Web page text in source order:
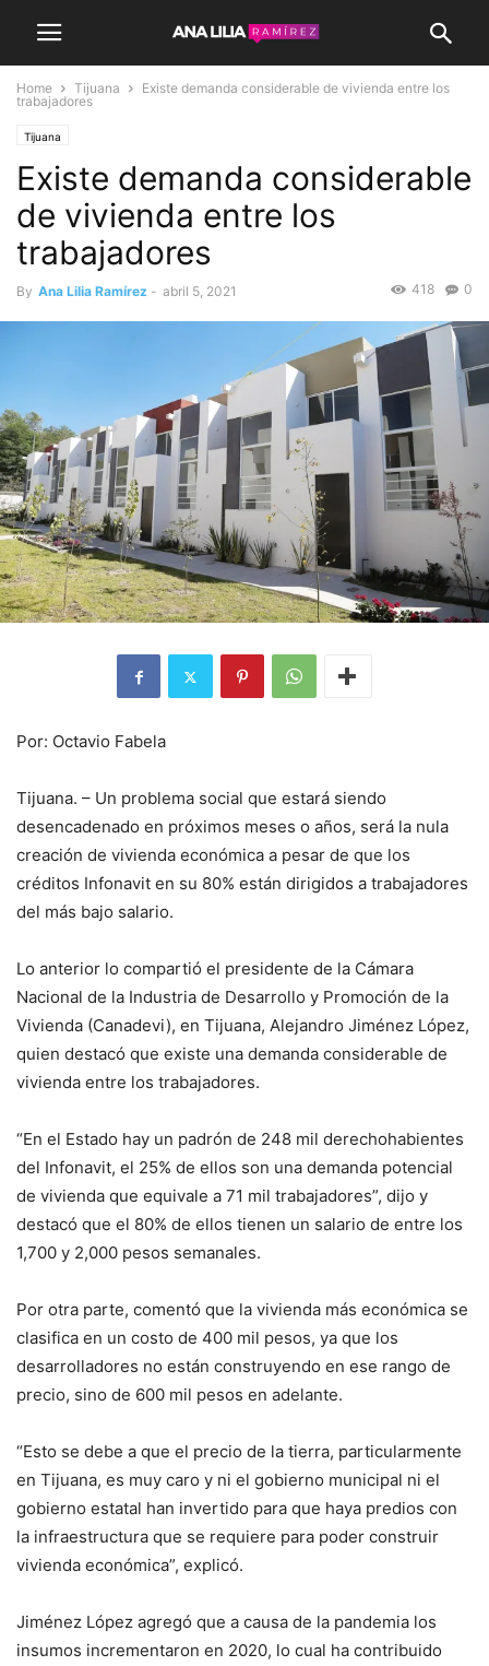
Home Tijuana
Existe demanda considerable de vivienda entre los
trabajadores
Tijuana
Existe demanda considerable
de vivienda entre los
trabajadores
By Ana Lilia Ramírez - abril 5, 2021 0
418
Por: Octavio Fabela
Tijuana. – Un problema social que estará siendo
desencadenado en próximos meses o años, será la nula
creación de vivienda económica a pesar de que los
créditos Infonavit en su 80% están dirigidos a trabajadores
del más bajo salario.
Lo anterior lo compartió el presidente de la Cámara
Nacional de la Industria de Desarrollo y Promoción de la
Vivienda (Canadevi), en Tijuana, Alejandro Jiménez López,
quien destacó que existe una demanda considerable de
vivienda entre los trabajadores.
“En el Estado hay un padrón de 248 mil derechohabientes
del Infonavit, el 25% de ellos son una demanda potencial
de vivienda que equivale a 71 mil trabajadores”, dijo y
destacó que el 80% de ellos tienen un salario de entre los
1,700 y 2,000 pesos semanales.
Por otra parte, comentó que la vivienda más económica se
clasifica en un costo de 400 mil pesos, ya que los
desarrolladores no están construyendo en ese rango de
precio, sino de 600 mil pesos en adelante.
“Esto se debe a que el precio de la tierra, particularmente
en Tijuana, es muy caro y ni el gobierno municipal ni el
gobierno estatal han invertido para que haya predios con
la infraestructura que se requiere para poder construir
vivienda económica”, explicó.
Jiménez López agregó que a causa de la pandemia los
insumos incrementaron en 2020, lo cual ha contribuido